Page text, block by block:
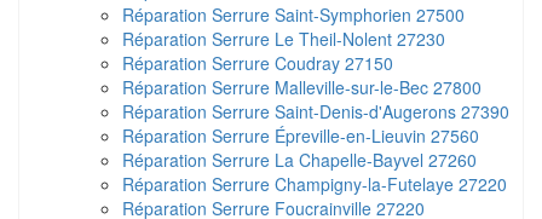
Réparation Serrure Saint-Symphorien 27500
Réparation Serrure Le Theil-Nolent 27230
Réparation Serrure Coudray 27150
Réparation Serrure Malleville-sur-le-Bec 27800
Réparation Serrure Saint-Denis-d'Augerons 27390
Réparation Serrure Épreville-en-Lieuvin 27560
Réparation Serrure La Chapelle-Bayvel 27260
Réparation Serrure Champigny-la-Futelaye 27220
Réparation Serrure Foucrainville 27220